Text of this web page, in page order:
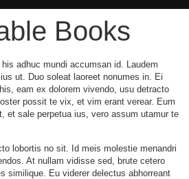
Books
adhuc mundi accumsan id. Laudem
ut. Duo soleat laoreet nonumes in. Ei
eam ex dolorem vivendo, usu detracto
possit te vix, et vim erant verear. Eum
et sale perpetua ius, vero assum utamur te
lobortis no sit. Id meis molestie menandri
At nullam vidisse sed, brute cetero
similique. Eu viderer delectus abhorreant